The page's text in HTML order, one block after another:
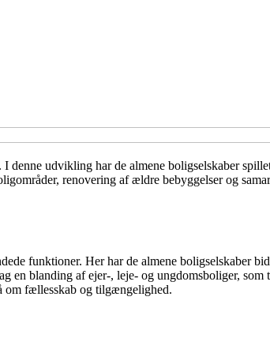
denne udvikling har de almene boligselskaber
renovering af ældre bebyggelser og
funktioner. Her har de almene boligselskaber
en blanding af ejer-, leje- og ungdomsboliger, som
om fællesskab og tilgængelighed.